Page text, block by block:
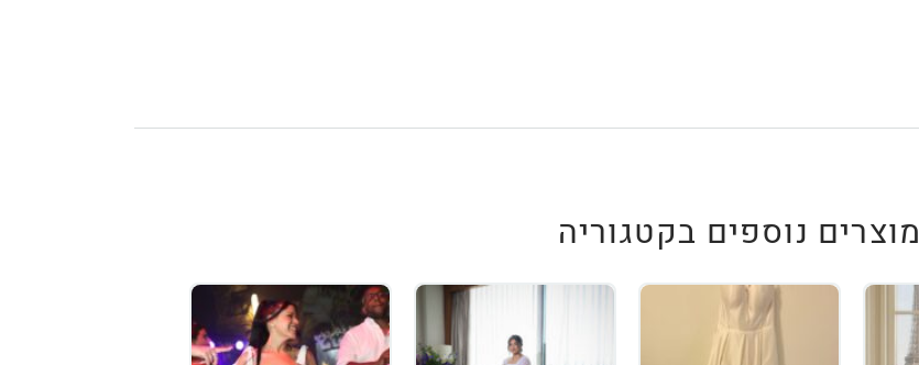
מוצרים נוספים בקטגוריה